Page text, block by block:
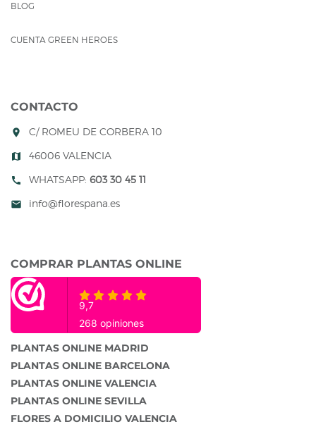
BLOG
CUENTA GREEN HEROES
CONTACTO
room C/ ROMEU DE CORBERA 10
map 46006 VALENCIA
call WHATSAPP: 603 30 45 11
mail info@florespana.es
COMPRAR PLANTAS ONLINE
PLANTAS ONLINE MADRID
PLANTAS ONLINE BARCELONA
PLANTAS ONLINE VALENCIA
PLANTAS ONLINE SEVILLA
FLORES A DOMICILIO VALENCIA